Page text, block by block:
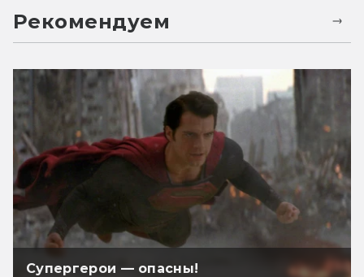
Рекомендуем
Супергерои — опасны!